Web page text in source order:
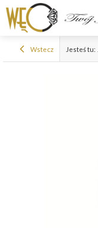
Wstecz Jesteś tu: